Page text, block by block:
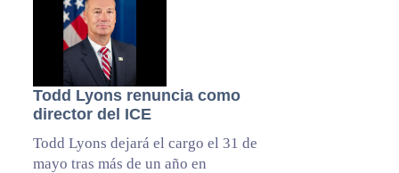
Todd Lyons renuncia como
director del ICE
Todd Lyons dejará el cargo el 31 de
mayo tras más de un año en